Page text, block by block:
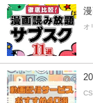
オ